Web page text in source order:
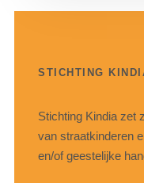
STICHTING
Stichting Kindia zet
van straatkinderen
en/of geestelijke